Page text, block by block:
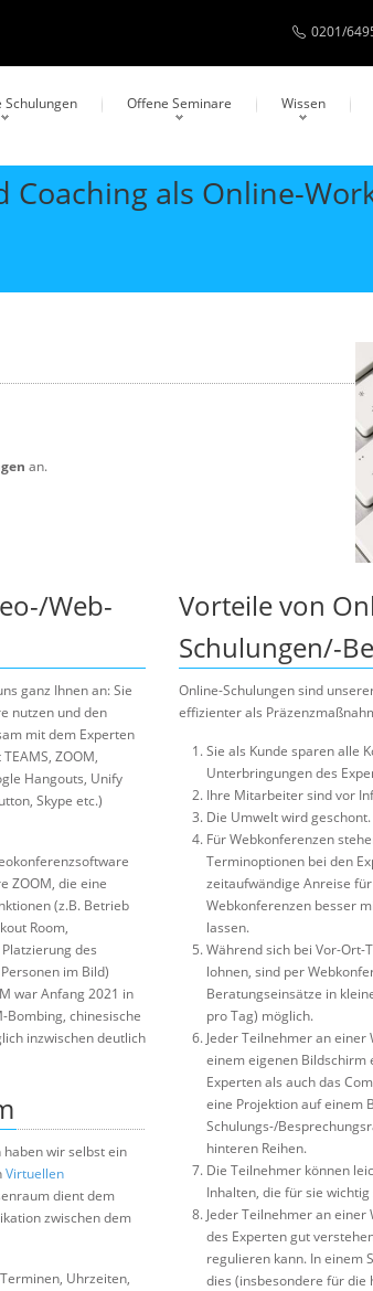
0201/
Schulungen Offene Seminare Wissen
als Online-
an.
Web-
ganz Ihnen an: Sie
nutzen und den
mit dem Experten
ZOOM,
Hangouts, Unify
Skype etc.)
ZOOM, die eine
(z.B. Betrieb
Room,
des
im Bild)
war Anfang 2021 in
Bombing, chinesische
inzwischen deutlich
wir selbst ein
Virtuellen
dient dem
zwischen dem
Uhrzeiten,
Vorteile von
Schulungen/-
Online-Schulungen sind
effizienter als
Sie als Kunde sparen alle
Unterbringungen des
Ihre Mitarbeiter sind vor
Die Umwelt wird geschont.
Für Webkonferenzen
Terminoptionen bei den
zeitaufwändige Anreise
Webkonferenzen besser
lassen.
Während sich bei Vor-Ort-
lohnen, sind per
Beratungseinsätze in
pro Tag) möglich.
Jeder Teilnehmer an
einem eigenen Bildschirm
Experten als auch das
eine Projektion auf einem
Schulungs-/
hinteren Reihen.
Die Teilnehmer können
Inhalten, die für sie wichtig
Jeder Teilnehmer an
des Experten gut
regulieren kann. In einem
dies (insbesondere für die